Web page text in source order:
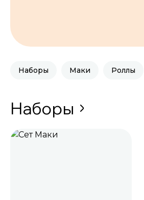
Наборы Маки Роллы
Наборы